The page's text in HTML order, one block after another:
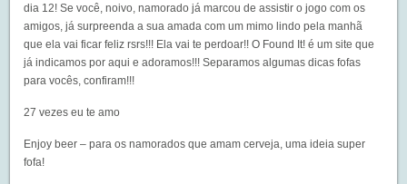
dia 12! Se você, noivo, namorado já marcou de assistir o jogo com os
amigos, já surpreenda a sua amada com um mimo lindo pela manhã
que ela vai ficar feliz rsrs!!! Ela vai te perdoar!! O Found It! é um site que
já indicamos por aqui e adoramos!!! Separamos algumas dicas fofas
para vocês, confiram!!!
27 vezes eu te amo
Enjoy beer – para os namorados que amam cerveja, uma ideia super
fofa!